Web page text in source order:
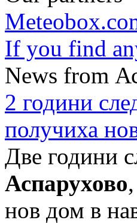
If you find
News from
2 години
получиха
Две години
Аспарухово
нов дом в